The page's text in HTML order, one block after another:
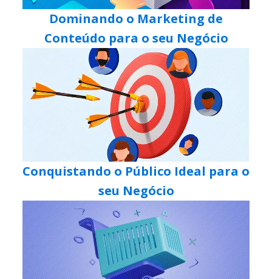
Dominando o Marketing de
Conteúdo para o seu Negócio
Conquistando o Público Ideal para o
seu Negócio